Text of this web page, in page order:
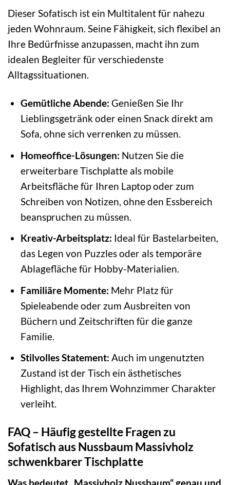
Dieser Sofatisch ist ein Multitalent für nahezu
jeden Wohnraum. Seine Fähigkeit, sich flexibel an
Ihre Bedürfnisse anzupassen, macht ihn zum
idealen Begleiter für verschiedenste
Alltagssituationen.
Gemütliche Abende: Genießen Sie Ihr
Lieblingsgetränk oder einen Snack direkt am
Sofa, ohne sich verrenken zu müssen.
Homeoffice-Lösungen: Nutzen Sie die
erweiterbare Tischplatte als mobile
Arbeitsfläche für Ihren Laptop oder zum
Schreiben von Notizen, ohne den Essbereich
beanspruchen zu müssen.
Kreativ-Arbeitsplatz: Ideal für Bastelarbeiten,
das Legen von Puzzles oder als temporäre
Ablagefläche für Hobby-Materialien.
Familiäre Momente: Mehr Platz für
Spieleabende oder zum Ausbreiten von
Büchern und Zeitschriften für die ganze
Familie.
Stilvolles Statement: Auch im ungenutzten
Zustand ist der Tisch ein ästhetisches
Highlight, das Ihrem Wohnzimmer Charakter
verleiht.
FAQ – Häufig gestellte Fragen zu
Sofatisch aus Nussbaum Massivholz
schwenkbarer Tischplatte
Was bedeutet „Massivholz Nussbaum“ genau und